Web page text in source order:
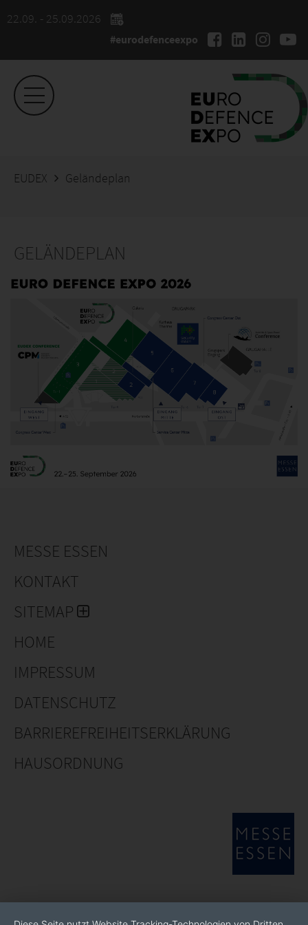
22.09. - 25.09.2026
#eurodefenceexpo
EUDEX Geländeplan
GELÄNDEPLAN
MESSE ESSEN
KONTAKT
SITEMAP
HOME
IMPRESSUM
DATENSCHUTZ
BARRIEREFREIHEITSERKLÄRUNG
HAUSORDNUNG